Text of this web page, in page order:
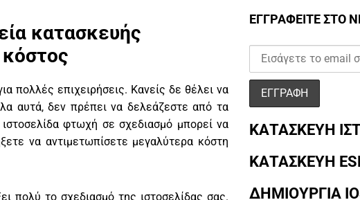
κατασκευής
πολλές επιχειρήσεις. Κανείς δε θέλει να
αυτά, δεν πρέπει να δελεάζεστε από τα
φτωχή σε σχεδιασμό μπορεί να
να αντιμετωπίσετε μεγαλύτερα κόστη
πολύ το σχεδιασμό της ιστοσελίδας σας.
ΕΓΓΡΑΦΕΙΤΕ ΣΤΟ
ΚΑΤΑΣΚΕΥΗ
ΚΑΤΑΣΚΕΥΗ
ΔΗΜΙΟΥΡΓΙΑ